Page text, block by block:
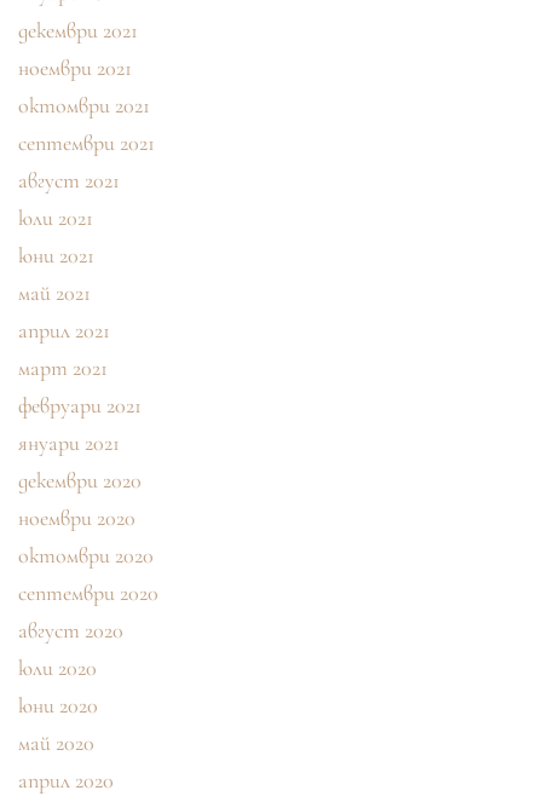
декември 2021
ноември 2021
октомври 2021
септември 2021
август 2021
юли 2021
юни 2021
май 2021
април 2021
март 2021
февруари 2021
януари 2021
декември 2020
ноември 2020
октомври 2020
септември 2020
август 2020
юли 2020
юни 2020
май 2020
април 2020